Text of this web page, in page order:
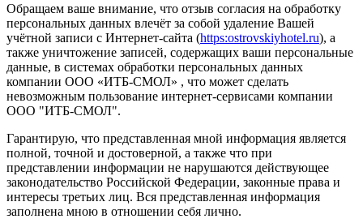
Обращаем ваше внимание, что отзыв согласия на обработку
персональных данных влечёт за собой удаление Вашей
учётной записи с Интернет-сайта (https:ostrovskiyhotel.ru), а
также уничтожение записей, содержащих ваши персональные
данные, в системах обработки персональных данных
компании ООО «ИТБ-СМОЛ» , что может сделать
невозможным пользование интернет-сервисами компании
ООО "ИТБ-СМОЛ".
Гарантирую, что представленная мной информация является
полной, точной и достоверной, а также что при
представлении информации не нарушаются действующее
законодательство Российской Федерации, законные права и
интересы третьих лиц. Вся представленная информация
заполнена мною в отношении себя лично.